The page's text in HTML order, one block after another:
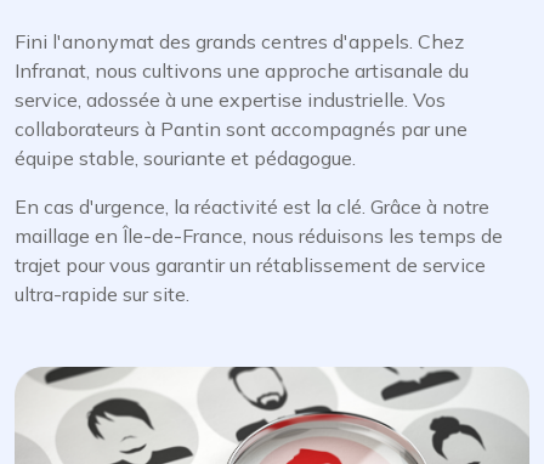
Fini l'anonymat des grands centres d'appels. Chez
Infranat, nous cultivons une approche artisanale du
service, adossée à une expertise industrielle. Vos
collaborateurs à Pantin sont accompagnés par une
équipe stable, souriante et pédagogue.
En cas d'urgence, la réactivité est la clé. Grâce à notre
maillage en Île-de-France, nous réduisons les temps de
trajet pour vous garantir un rétablissement de service
ultra-rapide sur site.